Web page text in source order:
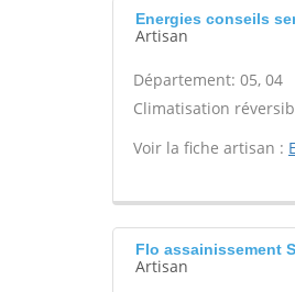
Energies conseils
Artisan
Département: 05, 04
Climatisation
Voir la fiche artisan :
Flo assainissement
Artisan